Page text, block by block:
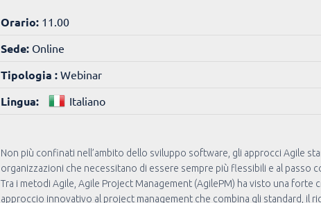
Orario: 11.00
Sede: Online
Tipologia : Webinar
Lingua: Italiano
Non più confinati nell’ambito dello sviluppo software, gli approcci Agile
organizzazioni che necessitano di essere sempre più flessibili e al passo
Tra i metodi Agile, Agile Project Management (AgilePM) ha visto una forte
approccio innovativo al project management che combina gli standard, il